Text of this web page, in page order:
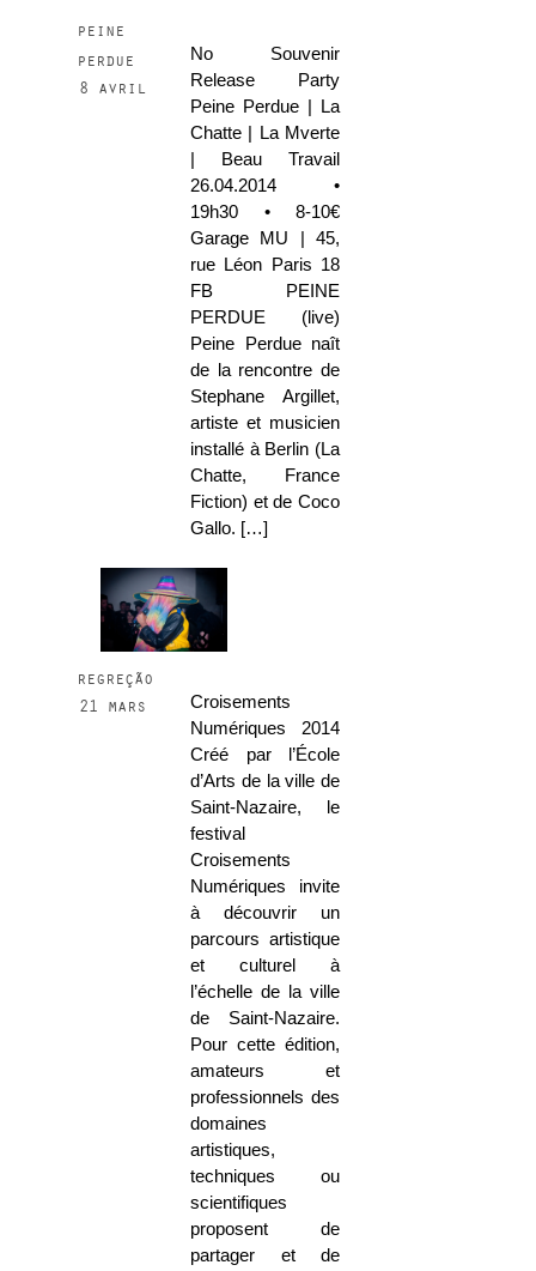
peine
perdue
8 avril
No Souvenir
Release Party
Peine Perdue | La
Chatte | La Mverte
| Beau Travail
26.04.2014 •
19h30 • 8-10€
Garage MU | 45,
rue Léon Paris 18
FB PEINE
PERDUE (live)
Peine Perdue naît
de la rencontre de
Stephane Argillet,
artiste et musicien
installé à Berlin (La
Chatte, France
Fiction) et de Coco
Gallo. […]
regreção
21 mars
Croisements
Numériques 2014
Créé par l’École
d’Arts de la ville de
Saint-Nazaire, le
festival
Croisements
Numériques invite
à découvrir un
parcours artistique
et culturel à
l’échelle de la ville
de Saint-Nazaire.
Pour cette édition,
amateurs et
professionnels des
domaines
artistiques,
techniques ou
scientifiques
proposent de
partager et de